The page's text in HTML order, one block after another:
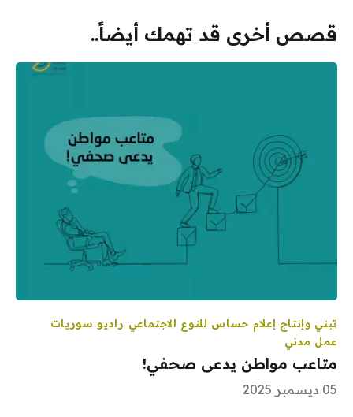
قصص أخرى قد تهمك أيضاً..
تبني وإنتاج إعلام حساس للنوع الاجتماعي راديو سوريات
عمل مدني
متاعب مواطن يدعى صحفي!
05 ديسمبر 2025